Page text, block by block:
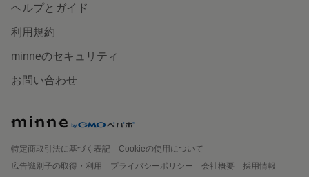
ヘルプとガイド
利用規約
minneのセキュリティ
お問い合わせ
特定商取引法に基づく表記
Cookieの使用について
広告識別子の取得・利用
プライバシーポリシー 会社概要
採用情報